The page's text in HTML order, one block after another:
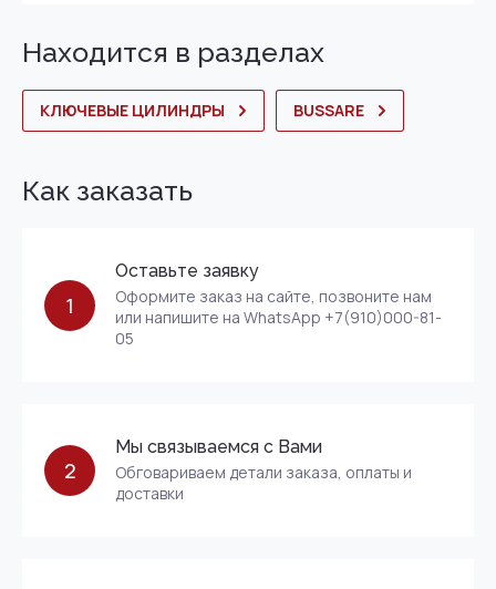
Находится в разделах
КЛЮЧЕВЫЕ ЦИЛИНДРЫ BUSSARE
Как заказать
1
Оставьте заявку
Оформите заказ на сайте, позвоните нам
или напишите на WhatsApp +7(910)000-81-
05
2
Мы связываемся с Вами
Обговариваем детали заказа, оплаты и
доставки